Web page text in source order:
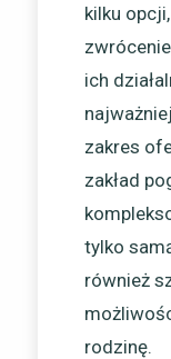
kilku
ich
zakres
zakład
tylko
również
rodzinę.